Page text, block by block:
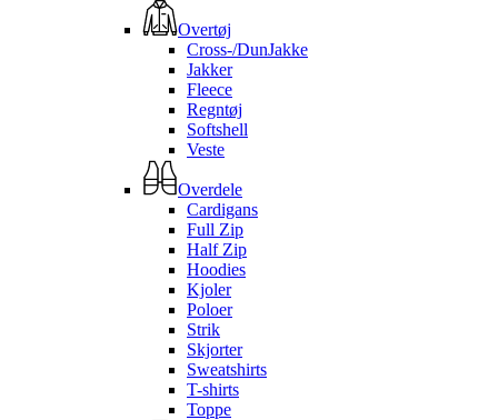
Overtøj
Cross-/DunJakke
Jakker
Fleece
Regntøj
Softshell
Veste
Overdele
Cardigans
Full Zip
Half Zip
Hoodies
Kjoler
Poloer
Strik
Skjorter
Sweatshirts
T-shirts
Toppe